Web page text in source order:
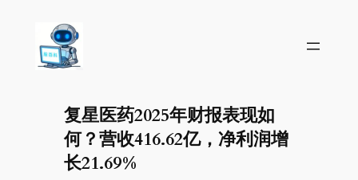
复星医药2025年财报表现如
何？营收416.62亿，净利润增
长21.69%